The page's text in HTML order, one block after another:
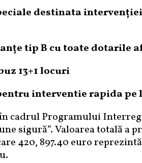
destinata
tip B cu toate dotarile
13+1 locuri
interventie rapida pe
cadrul Programului Interreg
sigură”. Valoarea totală a
420, 897.40 euro